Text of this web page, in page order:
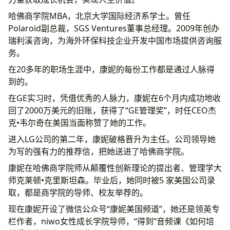
哈佛商学院MBA，北京大学国际经济系学士。曾任
Polaroid副总裁，SGS Ventures董事总经理。2009年创办
瑞利溪咨询，为海外环保科技企业开发中国市场提供咨询服
务。
在20多年的职场生涯中，康妮的每份工作都是通过人脉得
到的。
在GE实习时，凭借优秀的人脉力，康妮在6个月内成功地收
回了2000万美元的旧账，获得了“GE管理奖”，时任CEO杰
克•韦尔奇在美国当面称赞了她的工作。
进入LG公司的第二年，康妮破格晋升为主任。公司领导她
为写的强有力的推荐信，把她送进了哈佛商学院。
康妮在哈佛商学院师从颠覆性创新理论的提出者、管理学大
师克莱顿•克里斯坦森。毕业后，她同时被5 家美国公司录
取，都是商学院的导师、校友举荐的。
现在康妮开设了微信公众号“康妮美国频道”，她还是领英专
栏作者，niwo女性成长学院导师，“得到”音频课《如何培